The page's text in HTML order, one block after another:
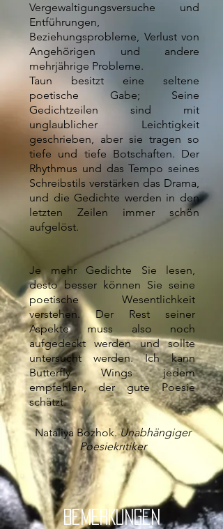
Vergewaltigungsversuche und
Entführungen,
Beziehungsprobleme, Verlust von
Angehörigen und andere
mehrjährige Probleme.
Taun besitzt eine seltene
poetische Gabe; Seine
Gedichtzeilen sind mit
unglaublicher Leichtigkeit
geschrieben, aber sie tragen so
tiefe und tiefe Botschaften. Der
Rhythmus und das Tempo seines
Schreibstils verstärken das Drama,
und die Gedichte werden in den
letzten Zeilen immer schön
aufgelöst.
Nataliya Bozhok. Unabhängiger
Poesiekritiker
Je mehr Gedichte Sie lesen,
desto besser können Sie seine
poetische Wesentlichkeit
verstehen. Der Rest seiner
Aspekte muss also noch
aufgedeckt werden und sollte
untersucht werden. Ich kann
Butterfly Wings jedem
empfehlen, der gute Poesie
schätzt.
BEMERKUNGEN